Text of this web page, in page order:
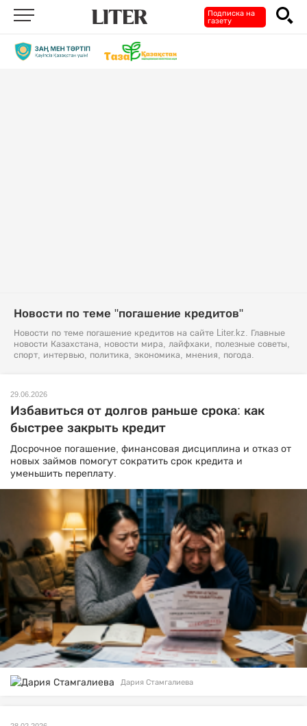
Подписка на
газету
Новости по теме "погашение кредитов"
Новости по теме погашение кредитов на сайте Liter.kz. Главные
новости Казахстана, новости мира, лайфхаки, полезные советы,
спорт, интервью, политика, экономика, мнения, погода.
29.06.2026
Избавиться от долгов раньше срока: как
быстрее закрыть кредит
Досрочное погашение, финансовая дисциплина и отказ от
новых займов помогут сократить срок кредита и
уменьшить переплату.
Дария Стамгалиева